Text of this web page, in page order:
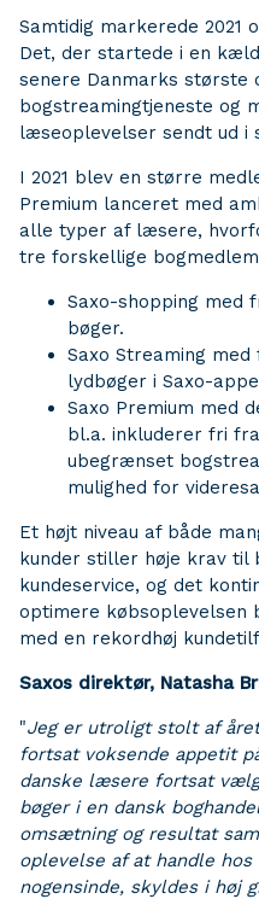
Samtidig markerede 2021
Det, der startede i en
senere Danmarks største
bogstreamingtjeneste og
læseoplevelser sendt ud i
I 2021 blev en større
Premium lanceret med
alle typer af læsere,
tre forskellige
Saxo-shopping med
bøger.
Saxo Streaming
lydbøger i Saxo-
Saxo Premium med
bl.a. inkluderer fri
ubegrænset
mulighed for
Et højt niveau af både
kunder stiller høje krav til
kundeservice, og det
optimere købsoplevelsen
med en rekordhøj
Saxos direktør, Natasha
"Jeg er utroligt stolt af
fortsat voksende appetit
danske læsere fortsat
bøger i en dansk
omsætning og resultat
oplevelse af at handle hos
nogensinde, skyldes i høj